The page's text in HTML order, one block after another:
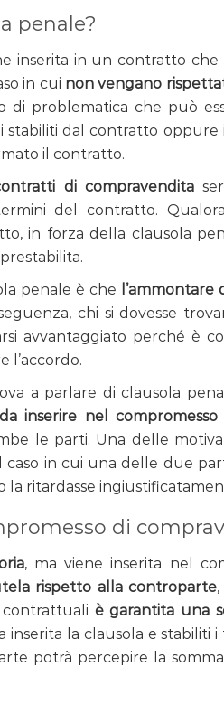
penale?
inserita in un contratto che
in cui non vengano
di problematica che può
dal contratto oppure
il contratto.
di compravendita
del contratto.
in forza della clausola
penale è che
chi si dovesse
avvantaggiato perché è
l’accordo.
a parlare di clausola
inserire nel compromesso
le parti. Una delle
in cui una delle due
ritardasse
di
, ma viene inserita nel
rispetto alla controparte
è garantita una
inserita la clausola e stabiliti
potrà percepire la